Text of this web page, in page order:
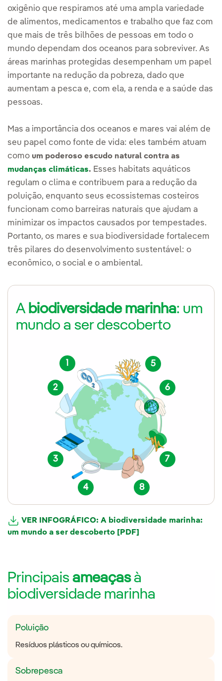
oxigênio que respiramos até uma ampla variedade
de alimentos, medicamentos e trabalho que faz com
que mais de três bilhões de pessoas em todo o
mundo dependam dos oceanos para sobreviver. As
áreas marinhas protegidas desempenham um papel
importante na redução da pobreza, dado que
aumentam a pesca e, com ela, a renda e a saúde das
pessoas.
Mas a importância dos oceanos e mares vai além de
seu papel como fonte de vida: eles também atuam
como um poderoso escudo natural contra as
mudanças climáticas. Esses habitats aquáticos
regulam o clima e contribuem para a redução da
poluição, enquanto seus ecossistemas costeiros
funcionam como barreiras naturais que ajudam a
minimizar os impactos causados por tempestades.
Portanto, os mares e sua biodiversidade fortalecem
três pilares do desenvolvimento sustentável: o
econômico, o social e o ambiental.
A biodiversidade marinha: um
mundo a ser descoberto
1
2
3
4
5
6
7
8
VER INFOGRÁFICO: A biodiversidade marinha:
um mundo a ser descoberto [PDF]
Principais ameaçasà
biodiversidade marinha
Poluição
Resíduos plásticos ou químicos.
Sobrepesca